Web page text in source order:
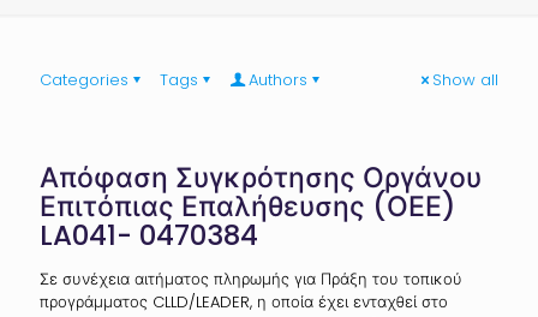
Categories Tags Authors Show all
Απόφαση Συγκρότησης Οργάνου
Επιτόπιας Επαλήθευσης (ΟΕΕ)
LA041- 0470384
Σε συνέχεια αιτήματος πληρωμής για Πράξη του τοπικού
προγράμματος CLLD/LEADER, η οποία έχει ενταχθεί στο